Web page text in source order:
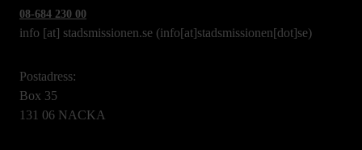
08-684 230 00
info [at] stadsmissionen.se (info[at]stadsmissionen[dot]se)
Postadress:
Box 35
131 06 NACKA